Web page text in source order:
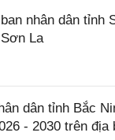
nhân dân
La
dân tỉnh Bắc
- 2030 trên địa